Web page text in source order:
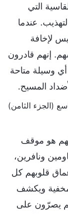
التي
عندما
لإخافة
إنهم قادرون
وسيلة متاحة
المسيح.
هو موقف
ونافرين،
قلوبهم كل
ويكشف
يصرّون على